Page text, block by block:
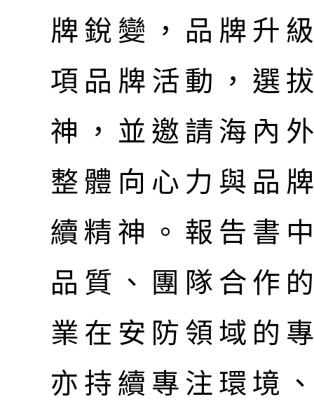
牌銳變，品牌升
項品牌活動，選
神，並邀請海內
整體向心力與品
續精神。報告書
品質、團隊合作
業在安防領域的
亦持續專注環境